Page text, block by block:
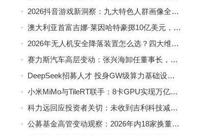
2026抖音游戏新洞察：九大特色人群画像全解析，精准营销新策略
澳大利亚首富吉娜·莱因哈特豪掷10亿美元，入股SpaceX共探关键矿产新机遇
2026年无人机安全降落装置怎么选？四大维度解析头部厂家适配场景
赛力斯汽车高层变动：张兴海卸任董事长，张正萍接棒开启新篇章
DeepSeek招募人才 投身GW级算力基础设施规划建设新征程
小米MiMo与TileRT联手：8卡GPU实现万亿模型每秒千token输出
科力远回应投资者关切：未收到吉利科技减持或转让股份计划
公募基金高管变动观察：2026年内18家换董事长 20家总经理易人